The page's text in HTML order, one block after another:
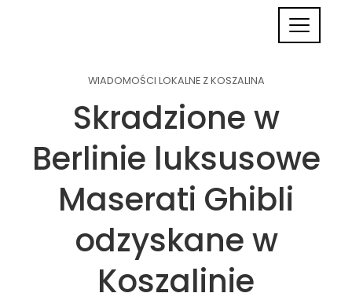
WIADOMOŚCI LOKALNE Z KOSZALINA
Skradzione w
Berlinie luksusowe
Maserati Ghibli
odzyskane w
Koszalinie